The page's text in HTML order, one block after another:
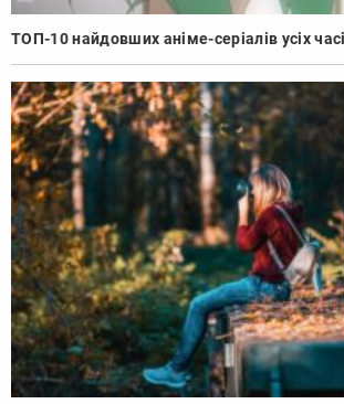
ТОП-10 найдовших аніме-серіалів усіх